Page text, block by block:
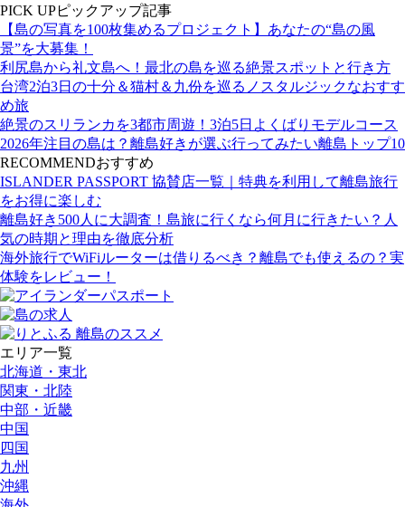
PICK UPピックアップ記事
【島の写真を100枚集めるプロジェクト】あなたの“島の風
景”を大募集！
利尻島から礼文島へ！最北の島を巡る絶景スポットと行き方
台湾2泊3日の十分＆猫村＆九份を巡るノスタルジックなおすす
め旅
絶景のスリランカを3都市周遊！3泊5日よくばりモデルコース
2026年注目の島は？離島好きが選ぶ行ってみたい離島トップ10
RECOMMENDおすすめ
ISLANDER PASSPORT 協賛店一覧｜特典を利用して離島旅行
をお得に楽しむ
離島好き500人に大調査！島旅に行くなら何月に行きたい？人
気の時期と理由を徹底分析
海外旅行でWiFiルーターは借りるべき？離島でも使えるの？実
体験をレビュー！
エリア一覧
北海道・東北
関東・北陸
中部・近畿
中国
四国
九州
沖縄